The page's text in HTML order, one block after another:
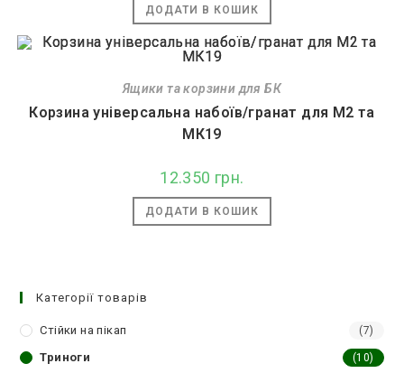
ДОДАТИ В КОШИК
Ящики та корзини для БК
Корзина універсальна набоїв/гранат для М2 та
МК19
12.350 грн.
ДОДАТИ В КОШИК
Категорії товарів
Стійки на пікап (7)
Триноги (10)